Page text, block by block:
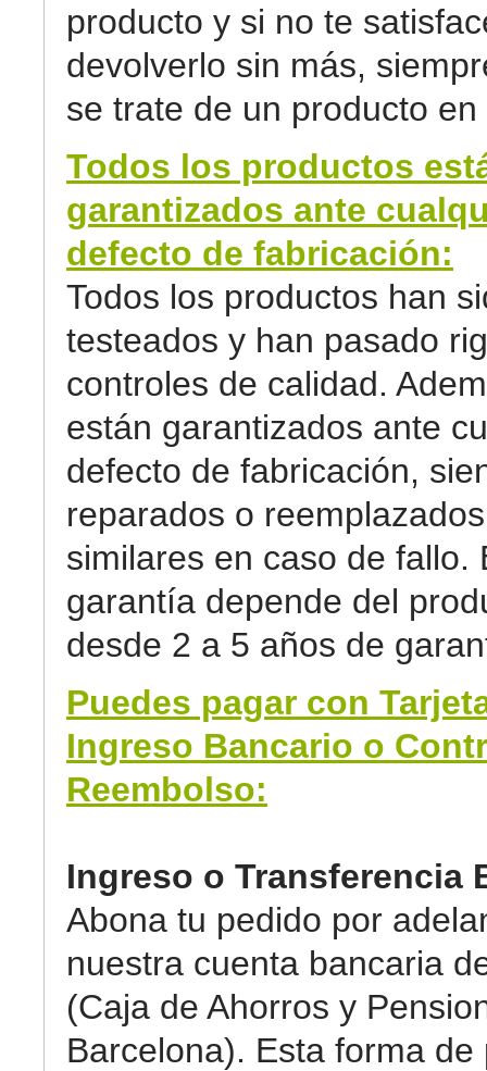
producto y si no te
devolverlo sin más,
se trate de un producto en
Todos los productos
garantizados ante
defecto de fabricación:
Todos los productos han
testeados y han pasado
controles de calidad.
están garantizados ante
defecto de fabricación,
reparados o
similares en caso de fallo.
garantía depende del
desde 2 a 5 años de
Puedes pagar con
Ingreso Bancario o
Reembolso:
Ingreso o Transferencia
Abona tu pedido por
nuestra cuenta bancaria
(Caja de Ahorros y
Barcelona). Esta forma de